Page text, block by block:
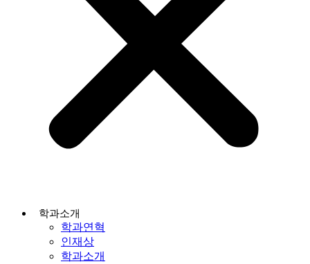
학과소개
학과연혁
인재상
학과소개